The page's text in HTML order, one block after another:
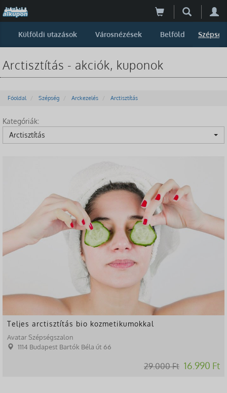
Külföldi utazások Városnézések Belföld Szépség
Arctisztítás - akciók, kuponok
Főoldal Szépség Arckezelés Arctisztítás
Kategóriák:
Arctisztítás
Teljes arctisztítás bio kozmetikumokkal
Avatar Szépségszalon
1114 Budapest Bartók Béla út 66
29.000 Ft 16.990 Ft